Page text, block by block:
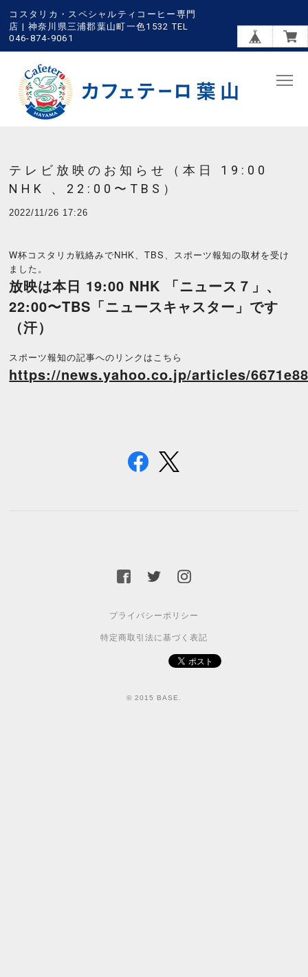
コスタリカ・スペシャルティコーヒー専門
店 | 神奈川県三浦郡葉山町一色1532 TEL
046-874-9061
テレビ放映のお知らせ（本日 19:00
NHK 、22:00〜TBS）
2022/11/26 17:26
W杯コスタリカ戦絡みでNHK、TBS、スポーツ報知の取材を受け
ました。
放映は本日 19:00 NHK 「ニュース７」、
22:00〜TBS「ニュースキャスター」です
（汗）
スポーツ報知の記事へのリンクはこちら
https://news.yahoo.co.jp/articles/
プライバシーポリシー
特定商取引法に基づく表記
© 2015 BASE.